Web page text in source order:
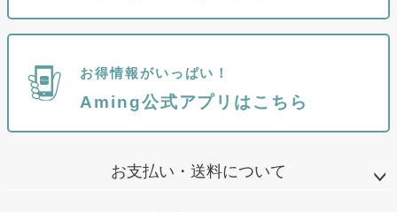
お得情報がいっぱい！
Aming公式アプリはこちら
お支払い・送料について